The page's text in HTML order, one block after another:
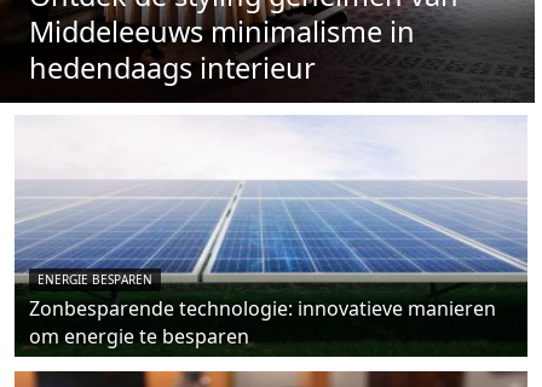
Middeleeuws minimalisme in
hedendaags interieur
ENERGIE BESPAREN
Zonbesparende technologie: innovatieve manieren
om energie te besparen